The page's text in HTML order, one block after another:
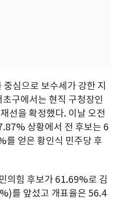
심으로 보수세가 강한 지
구에서는 현직 구청장인
선을 확정했다. 이날 오전
상황에서 전 후보는 6
얻은 황인식 민주당 후
의힘 후보가 61.69%로 김
를 앞섰고 개표율은 56.4